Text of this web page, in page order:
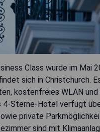
Class wurde im Mai
sich in Christchurch.
kostenfreies WLAN und
4-Sterne-Hotel verfügt
private
sind mit